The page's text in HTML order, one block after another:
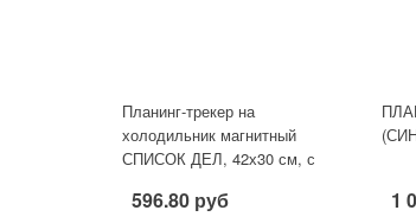
Планинг-трекер на
холодильник магнитный
СПИСОК ДЕЛ, 42х30 см, с
ЮНЛАНДИЯ, 2378
596.80 руб 1